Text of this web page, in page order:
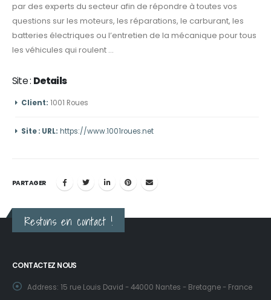
par des experts du secteur afin de répondre à toutes vos
questions sur les moteurs, les réparations, le carburant, les
batteries électriques ou l’entretien de la mécanique pour tous
les véhicules qui roulent …
Site : Details
Client: 1001 Roues
Site : URL: https://www.1001roues.net
PARTAGER
Restons en contact !
CONTACTEZ NOUS
Address: 15 rue Louis David - 44000 Nantes - Bretagne - France